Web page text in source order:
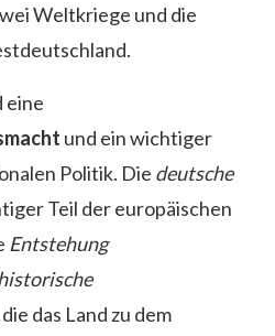
Weltkriege und die
eine
und ein wichtiger
Politik. Die deutsche
Teil der europäischen
Entstehung
das Land zu dem